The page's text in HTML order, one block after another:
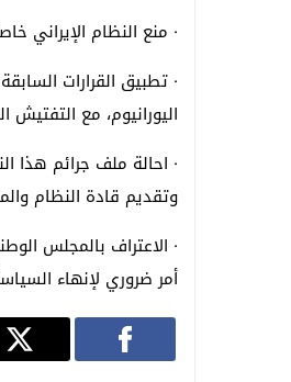
· منع النظام الإيراني
· تطبيق القرارات
اليورانيوم، مع التفتيش
وتقديم قادة النظام
· الاعتراف بالمجلس
أمر ضروري لإنهاء